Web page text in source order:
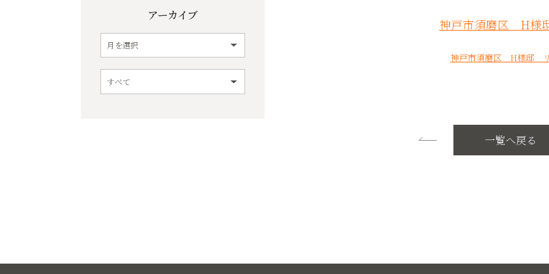
神戸市須磨区 H様
神戸市須磨区 H様邸
一覧へ戻る
アーカイブ